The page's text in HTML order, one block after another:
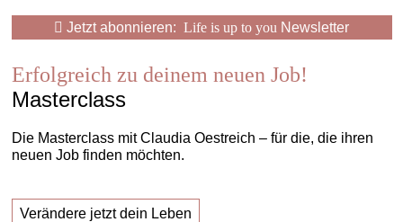
Jetzt abonnieren: Life is up to you Newsletter
Erfolgreich zu deinem neuen Job!
Masterclass
Die Masterclass mit Claudia Oestreich – für die, die ihren
neuen Job finden möchten.
Verändere jetzt dein Leben